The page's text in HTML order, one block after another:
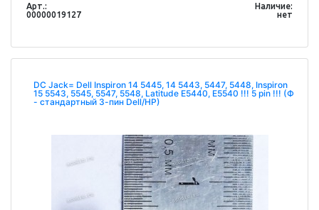
Арт.:
00000019127
Наличие:
нет
DC Jack= Dell Inspiron 14 5445, 14 5443, 5447, 5448, Inspiron
15 5543, 5545, 5547, 5548, Latitude E5440, E5540 !!! 5 pin !!! (Ф
- стандартный 3-пин Dell/HP)